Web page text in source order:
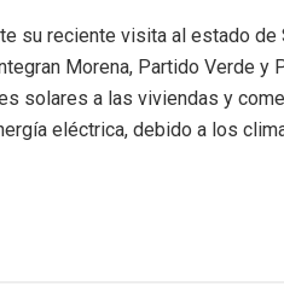
su reciente visita al estado de
Morena, Partido Verde y
solares a las viviendas y
eléctrica, debido a los